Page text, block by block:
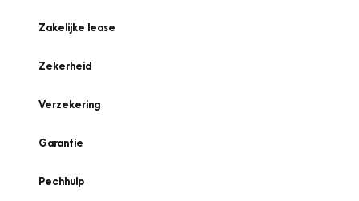
Zakelijke lease
Zekerheid
Verzekering
Garantie
Pechhulp